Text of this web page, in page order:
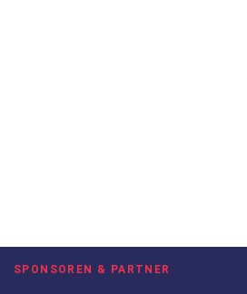
SPONSOREN & PARTNER